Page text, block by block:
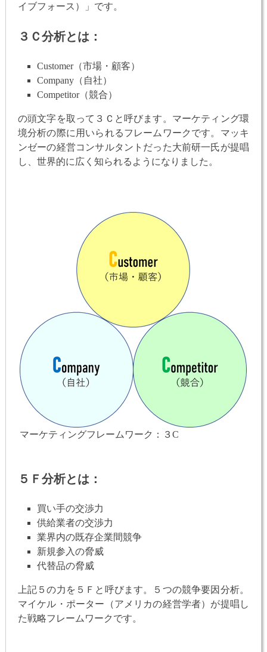
イブフォース）」です。
３Ｃ分析とは：
Customer（市場・顧客）
Company（自社）
Competitor（競合）
の頭文字を取って３Ｃと呼びます。マーケティング環
境分析の際に用いられるフレームワークです。マッキ
ンゼーの経営コンサルタントだった大前研一氏が提唱
し、世界的に広く知られるようになりました。
マーケティングフレームワーク：３C
５Ｆ分析とは：
買い手の交渉力
供給業者の交渉力
業界内の既存企業間競争
新規参入の脅威
代替品の脅威
上記５の力を５Ｆと呼びます。５つの競争要因分析。
マイケル・ポーター（アメリカの経営学者）が提唱し
た戦略フレームワークです。